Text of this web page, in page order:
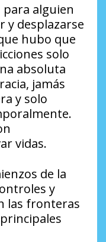
alguien
y desplazarse
hubo que
solo
absoluta
jamás
y solo
vidas.
de la
y
las fronteras